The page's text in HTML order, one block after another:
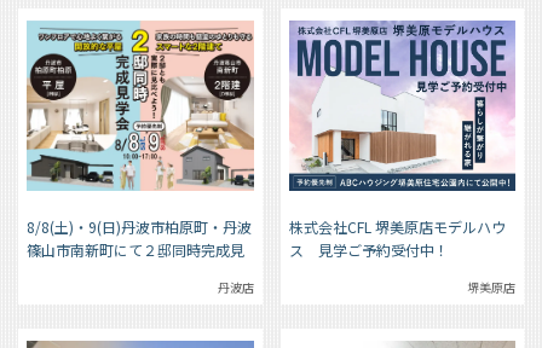
8/8(土)・9(日)丹波市柏原町・丹波
篠山市南新町にて２邸同時完成見
丹波店
株式会社CFL 堺美原店モデルハウ
ス 見学ご予約受付中！
堺美原店